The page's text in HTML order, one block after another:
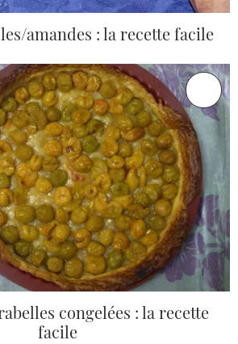
amandes : la recette facile
congelées : la recette
facile